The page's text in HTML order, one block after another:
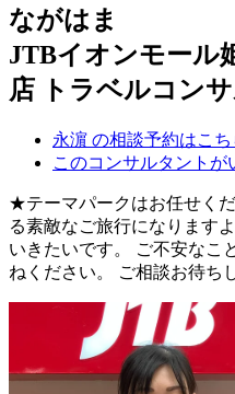
ながはま
JTBイオンモール
店 トラベルコン
永濵 の相談予約はこち
このコンサルタントが
★テーマパークはお任せく
る素敵なご旅行になります
いきたいです。 ご不安なこ
ねください。 ご相談お待ち